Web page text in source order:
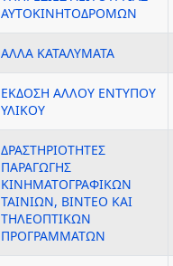
ΑΥΤΟΚΙΝΗΤΟΔΡΟΜΩΝ
ΑΛΛΑ ΚΑΤΑΛΥΜΑΤΑ
ΕΚΔΟΣΗ ΑΛΛΟΥ ΕΝΤΥΠΟΥ
ΥΛΙΚΟΥ
ΔΡΑΣΤΗΡΙΟΤΗΤΕΣ
ΠΑΡΑΓΩΓΗΣ
ΚΙΝΗΜΑΤΟΓΡΑΦΙΚΩΝ
ΤΑΙΝΙΩΝ, ΒΙΝΤΕΟ ΚΑΙ
ΤΗΛΕΟΠΤΙΚΩΝ
ΠΡΟΓΡΑΜΜΑΤΩΝ